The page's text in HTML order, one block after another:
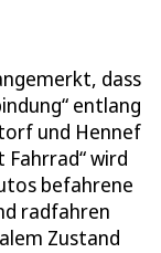
dass
entlang
und Hennef
wird
befahrene
radfahren
Zustand